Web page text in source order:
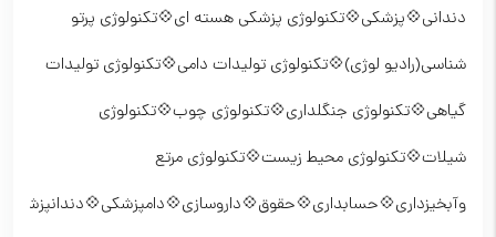
دندانی💠پزشکی💠تکنولوژی پزشکی هسته ای💠تکنولوژی پرتو
شناسی(رادیو لوژی)💠تکنولوژی تولیدات دامی💠تکنولوژی تولیدات
گیاهی💠تکنولوژی جنگلداری💠تکنولوژی چوب💠تکنولوژی
شیلات💠تکنولوژی محیط زیست💠تکنولوژی مرتع